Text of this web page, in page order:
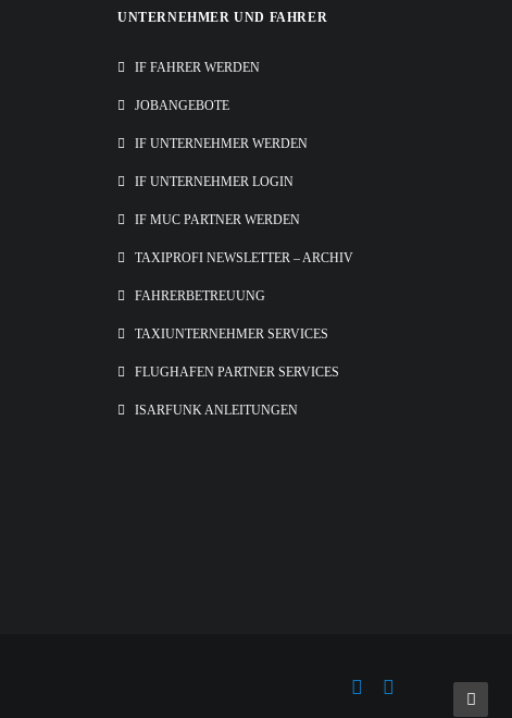
UNTERNEHMER UND FAHRER
IF FAHRER WERDEN
JOBANGEBOTE
IF UNTERNEHMER WERDEN
IF UNTERNEHMER LOGIN
IF MUC PARTNER WERDEN
TAXIPROFI NEWSLETTER – ARCHIV
FAHRERBETREUUNG
TAXIUNTERNEHMER SERVICES
FLUGHAFEN PARTNER SERVICES
ISARFUNK ANLEITUNGEN